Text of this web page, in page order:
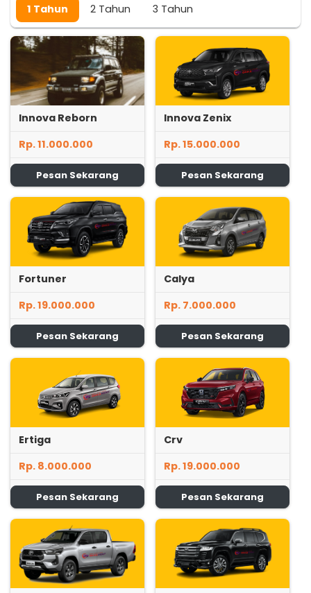
1 Tahun 2 Tahun 3 Tahun
Innova Reborn
Rp. 11.000.000
Pesan Sekarang
Innova Zenix
Rp. 15.000.000
Pesan Sekarang
Fortuner
Rp. 19.000.000
Pesan Sekarang
Calya
Rp. 7.000.000
Pesan Sekarang
Ertiga
Rp. 8.000.000
Pesan Sekarang
Crv
Rp. 19.000.000
Pesan Sekarang